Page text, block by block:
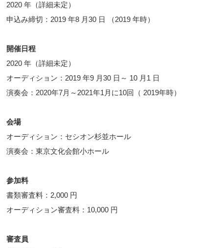
2020 年（詳細未定）
申込み締切：2019 年8 月30 日 （2019 年時）
開催日程
2020 年（詳細未定）
オーディション：2019 年9 月30 日～ 10 月1 日
演奏会：2020年7月～2021年1月に10回（ 2019年時）
会場
オーディション：セシオン杉並ホール
演奏会：東京文化会館小ホール
参加料
書類審査料：2,000 円
オーディション審査料：10,000 円
審査員